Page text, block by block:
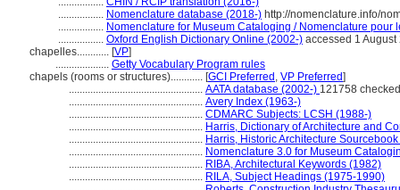
................. Nomenclature database (2018-) http://nomenclature.info/
................. Nomenclature for Museum Cataloging / Nomenclature
................. Oxford English Dictionary Online (2002-) accessed 1 August
chapelles............ [VP]
.................... Getty Vocabulary Program rules
chapels (rooms or structures)............ [GCI Preferred , VP Preferred]
.................................................. AATA database (2002-) 121758
.................................................. Avery Index (1963-)
.................................................. CDMARC Subjects: LCSH (1988-)
.................................................. Harris, Dictionary of Architecture and
.................................................. Harris, Historic Architecture
.................................................. Nomenclature 3.0 for Museum
.................................................. RIBA, Architectural Keywords (1982)
.................................................. RILA, Subject Headings (1975-1990)